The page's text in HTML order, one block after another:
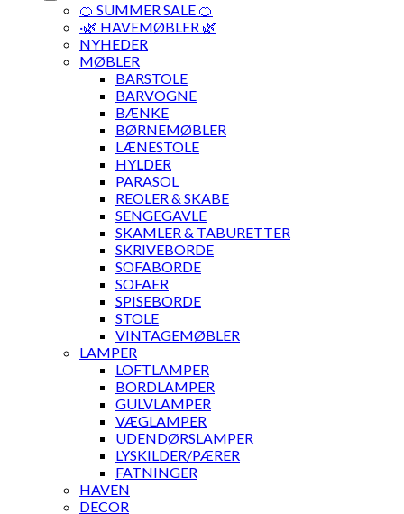
🍊 SUMMER SALE 🍊
·🌿 HAVEMØBLER 🌿
NYHEDER
MØBLER
BARSTOLE
BARVOGNE
BÆNKE
BØRNEMØBLER
LÆNESTOLE
HYLDER
PARASOL
REOLER & SKABE
SENGEGAVLE
SKAMLER & TABURETTER
SKRIVEBORDE
SOFABORDE
SOFAER
SPISEBORDE
STOLE
VINTAGEMØBLER
LAMPER
LOFTLAMPER
BORDLAMPER
GULVLAMPER
VÆGLAMPER
UDENDØRSLAMPER
LYSKILDER/PÆRER
FATNINGER
HAVEN
DECOR